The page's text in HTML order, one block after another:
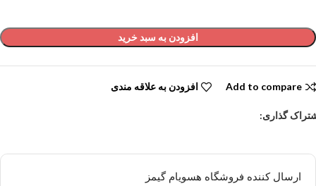
افزودن به سبد خرید
Add to compare افزودن به علاقه مندی
گذاری:
ارسال کننده فروشگاه هسویام گیمز